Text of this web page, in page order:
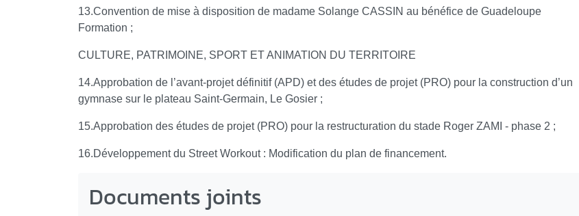
13.Convention de mise à disposition de madame Solange CASSIN au bénéfice de Guadeloupe
Formation ;
CULTURE, PATRIMOINE, SPORT ET ANIMATION DU TERRITOIRE
14.Approbation de l’avant-projet définitif (APD) et des études de projet (PRO) pour la construction d’un
gymnase sur le plateau Saint-Germain, Le Gosier ;
15.Approbation des études de projet (PRO) pour la restructuration du stade Roger ZAMI - phase 2 ;
16.Développement du Street Workout : Modification du plan de financement.
Documents joints